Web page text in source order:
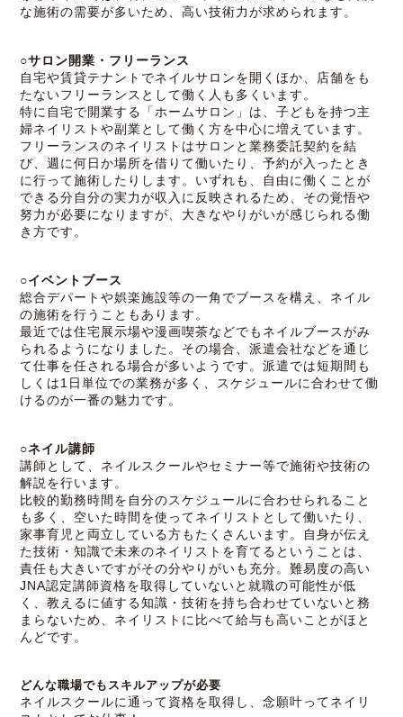
な施術の需要が多いため、高い技術力が求められます。
○サロン開業・フリーランス
自宅や賃貸テナントでネイルサロンを開くほか、店舗をも
たないフリーランスとして働く人も多くいます。
特に自宅で開業する「ホームサロン」は、子どもを持つ主
婦ネイリストや副業として働く方を中心に増えています。
フリーランスのネイリストはサロンと業務委託契約を結
び、週に何日か場所を借りて働いたり、予約が入ったとき
に行って施術したりします。いずれも、自由に働くことが
できる分自分の実力が収入に反映されるため、その覚悟や
努力が必要になりますが、大きなやりがいが感じられる働
き方です。
○イベントブース
総合デパートや娯楽施設等の一角でブースを構え、ネイル
の施術を行うこともあります。
最近では住宅展示場や漫画喫茶などでもネイルブースがみ
られるようになりました。その場合、派遣会社などを通じ
て仕事を任される場合が多いようです。派遣では短期間も
しくは1日単位での業務が多く、スケジュールに合わせて働
けるのが一番の魅力です。
○ネイル講師
講師として、ネイルスクールやセミナー等で施術や技術の
解説を行います。
比較的勤務時間を自分のスケジュールに合わせられること
も多く、空いた時間を使ってネイリストとして働いたり、
家事育児と両立している方もたくさんいます。自身が伝え
た技術・知識で未来のネイリストを育てるということは、
責任も大きいですがその分やりがいも充分。難易度の高い
JNA認定講師資格を取得していないと就職の可能性が低
く、教えるに値する知識・技術を持ち合わせていないと務
まらないため、ネイリストに比べて給与も高いことがほと
んどです。
どんな職場でもスキルアップが必要
ネイルスクールに通って資格を取得し、念願叶ってネイリ